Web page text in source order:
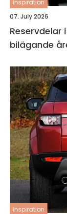
inspiration
07. July 2026
Reservdelar
bilägande
inspiration